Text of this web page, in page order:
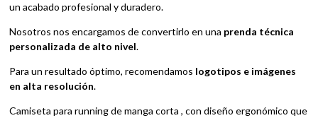
un acabado profesional y duradero.
Nosotros nos encargamos de convertirlo en una prenda técnica
personalizada de alto nivel.
Para un resultado óptimo, recomendamos logotipos e imágenes
en alta resolución.
Camiseta para running de manga corta , con diseño ergonómico que